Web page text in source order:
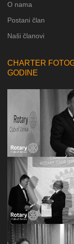
O nama
Postani član
Naši članovi
CHARTER
GODINE